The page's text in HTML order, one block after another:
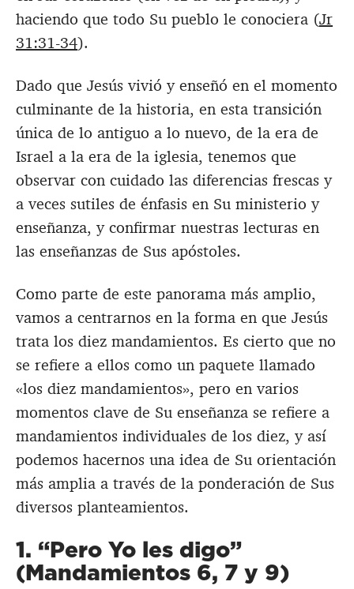
haciendo que todo Su pueblo le conociera (Jr
31:31-34).
Dado que Jesús vivió y enseñó en el momento
culminante de la historia, en esta transición
única de lo antiguo a lo nuevo, de la era de
Israel a la era de la iglesia, tenemos que
observar con cuidado las diferencias frescas y
a veces sutiles de énfasis en Su ministerio y
enseñanza, y confirmar nuestras lecturas en
las enseñanzas de Sus apóstoles.
Como parte de este panorama más amplio,
vamos a centrarnos en la forma en que Jesús
trata los diez mandamientos. Es cierto que no
se refiere a ellos como un paquete llamado
«los diez mandamientos», pero en varios
momentos clave de Su enseñanza se refiere a
mandamientos individuales de los diez, y así
podemos hacernos una idea de Su orientación
más amplia a través de la ponderación de Sus
diversos planteamientos.
1. “Pero Yo les digo”
(Mandamientos 6, 7 y 9)